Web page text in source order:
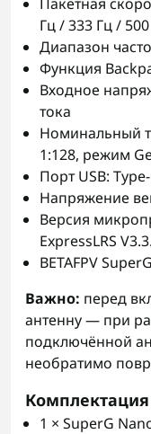
Гц / 333 Гц /
Диапазон
Функция
Входное
тока
Номинальный
1:128, режим
Порт USB:
Напряжение
Версия
ExpressLRS
BETAFPV
Важно: перед
антенну — при
подключённой
необратимо
Комплектация
1 × SuperG